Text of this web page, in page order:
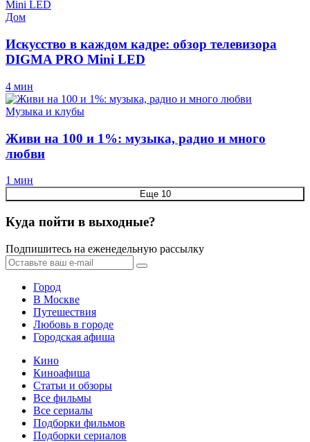
Дом
Искусство в каждом кадре: обзор телевизора
DIGMA PRO Mini LED
4 мин
Музыка и клубы
Живи на 100 и 1%: музыка, радио и много
любви
1 мин
Еще 10
Куда пойти в выходные?
Подпишитесь на еженедельную рассылку
Город
В Москве
Путешествия
Любовь в городе
Городская афиша
Кино
Киноафиша
Статьи и обзоры
Все фильмы
Все сериалы
Подборки фильмов
Подборки сериалов